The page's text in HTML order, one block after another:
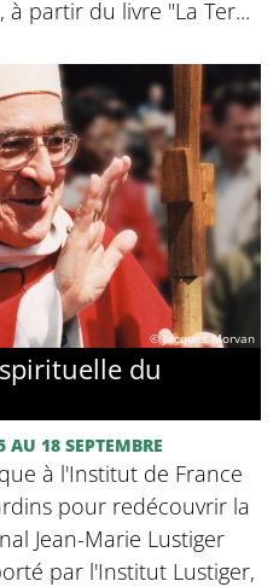
partir du livre "La Ter...
© Jacques Morvan
du
AU 18 SEPTEMBRE
à l'Institut de France
pour redécouvrir la
Jean-Marie Lustiger
par l'Institut Lustiger,